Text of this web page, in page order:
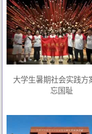
大学生暑期社会实践方
忘国耻